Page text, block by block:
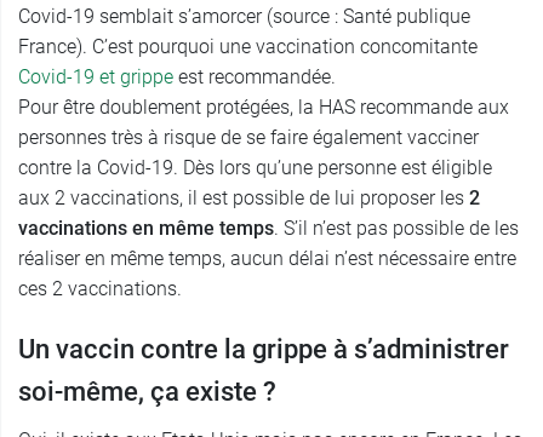
Covid-19 semblait s’amorcer (source : Santé publique
France). C’est pourquoi une vaccination concomitante
Covid-19 et grippe est recommandée.
Pour être doublement protégées, la HAS recommande aux
personnes très à risque de se faire également vacciner
contre la Covid-19. Dès lors qu’une personne est éligible
aux 2 vaccinations, il est possible de lui proposer les 2
vaccinations en même temps. S’il n’est pas possible de les
réaliser en même temps, aucun délai n’est nécessaire entre
ces 2 vaccinations.
Un vaccin contre la grippe à s’administrer
soi-même, ça existe ?